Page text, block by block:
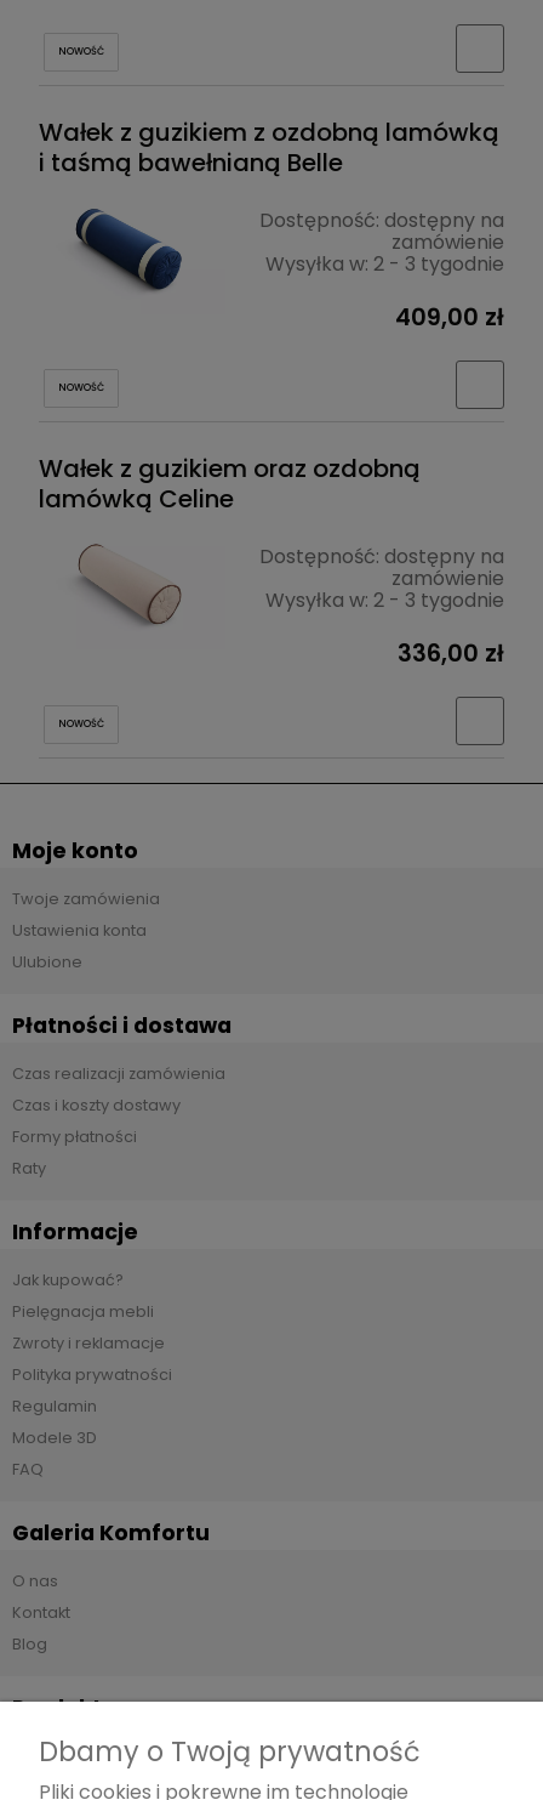
NOWOŚĆ
Wałek z guzikiem z ozdobną lamówką
i taśmą bawełnianą Belle
Dostępność: dostępny na
zamówienie
Wysyłka w: 2 - 3 tygodnie
409,00 zł
NOWOŚĆ
Wałek z guzikiem oraz ozdobną
lamówką Celine
Dostępność: dostępny na
zamówienie
Wysyłka w: 2 - 3 tygodnie
336,00 zł
NOWOŚĆ
Moje konto
Twoje zamówienia
Ustawienia konta
Ulubione
Płatności i dostawa
Czas realizacji zamówienia
Czas i koszty dostawy
Formy płatności
Raty
Informacje
Jak kupować?
Pielęgnacja mebli
Zwroty i reklamacje
Polityka prywatności
Regulamin
Modele 3D
FAQ
Galeria Komfortu
O nas
Kontakt
Blog
Produkty
Sofy
Narożniki
Dbamy o Twoją prywatność
Pliki cookies i pokrewne im technologie